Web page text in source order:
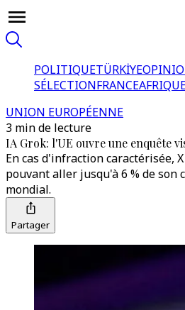
POLITIQUETÜRKİYE
SÉLECTIONFRANCE
UNION EUROPÉENNE
3 min de lecture
IA Grok: l'UE ouvre une enquête
En cas d'infraction caractérisée,
pouvant aller jusqu'à 6 % de
mondial.
Partager